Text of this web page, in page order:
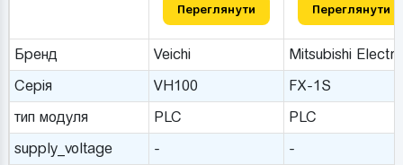
Переглянути Переглянути
Бренд Veichi
Mitsubishi
Серія
VH100
FX-1S
тип модуля
PLC
PLC
supply_voltage
-
-